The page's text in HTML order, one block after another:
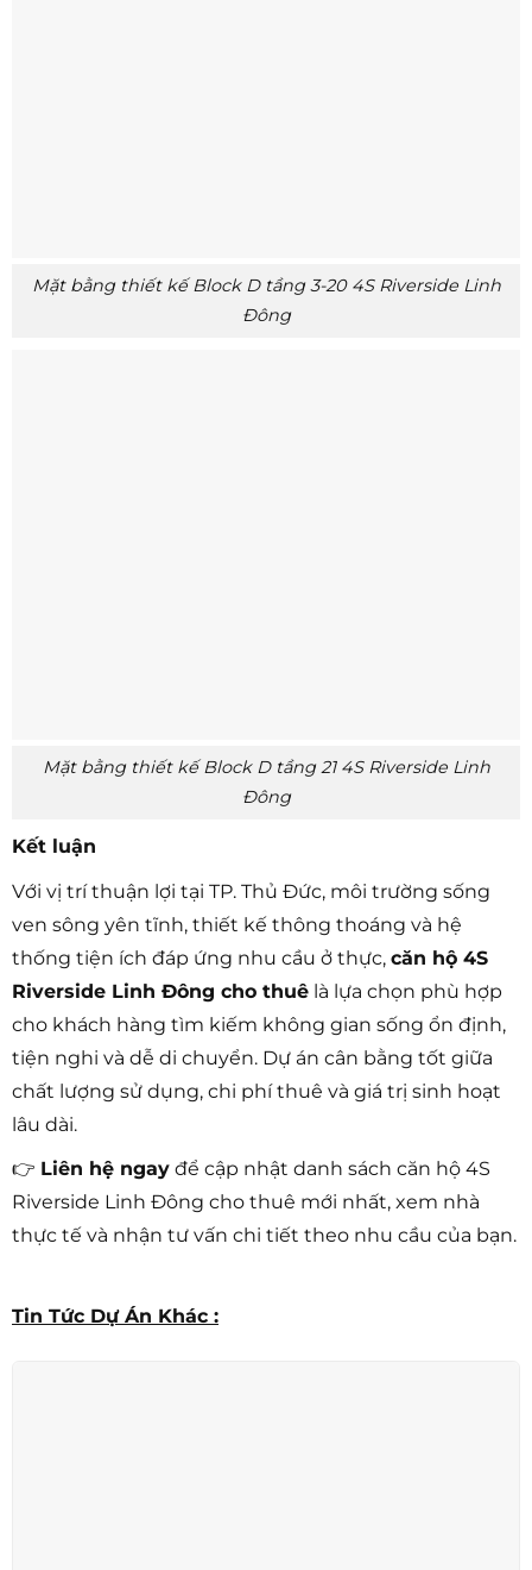
Mặt bằng thiết kế Block D tầng 3-20 4S Riverside Linh
Đông
Mặt bằng thiết kế Block D tầng 21 4S Riverside Linh
Đông
Kết luận
Với vị trí thuận lợi tại TP. Thủ Đức, môi trường sống
ven sông yên tĩnh, thiết kế thông thoáng và hệ
thống tiện ích đáp ứng nhu cầu ở thực, căn hộ 4S
Riverside Linh Đông cho thuê là lựa chọn phù hợp
cho khách hàng tìm kiếm không gian sống ổn định,
tiện nghi và dễ di chuyển. Dự án cân bằng tốt giữa
chất lượng sử dụng, chi phí thuê và giá trị sinh hoạt
lâu dài.
👉 Liên hệ ngay để cập nhật danh sách căn hộ 4S
Riverside Linh Đông cho thuê mới nhất, xem nhà
thực tế và nhận tư vấn chi tiết theo nhu cầu của bạn.
Tin Tức Dự Án Khác :